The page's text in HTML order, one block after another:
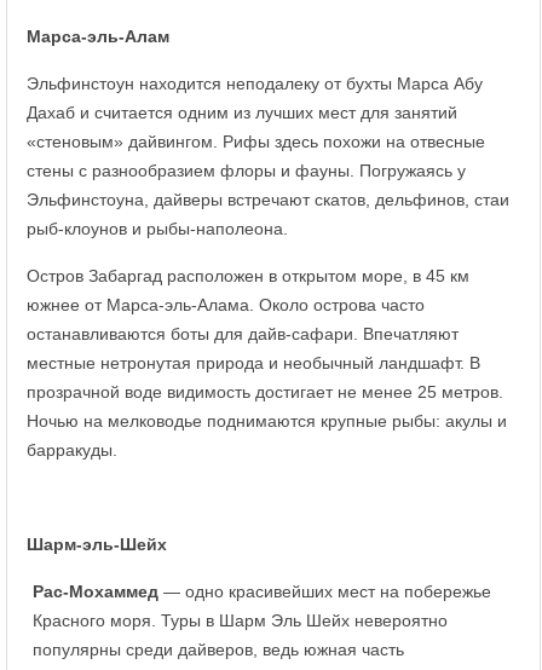
Марса-эль-Алам
Эльфинстоун находится неподалеку от бухты Марса Абу
Дахаб и считается одним из лучших мест для занятий
«стеновым» дайвингом. Рифы здесь похожи на отвесные
стены с разнообразием флоры и фауны. Погружаясь у
Эльфинстоуна, дайверы встречают скатов, дельфинов, стаи
рыб-клоунов и рыбы-наполеона.
Остров Забаргад расположен в открытом море, в 45 км
южнее от Марса-эль-Алама. Около острова часто
останавливаются боты для дайв-сафари. Впечатляют
местные нетронутая природа и необычный ландшафт. В
прозрачной воде видимость достигает не менее 25 метров.
Ночью на мелководье поднимаются крупные рыбы: акулы и
барракуды.
Шарм-эль-Шейх
Рас-Мохаммед — одно красивейших мест на побережье
Красного моря. Туры в Шарм Эль Шейх невероятно
популярны среди дайверов, ведь южная часть